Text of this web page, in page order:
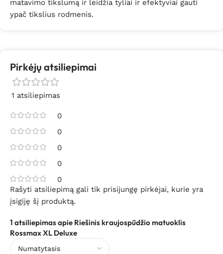
matavimo tikslumą ir leidžia tyliai ir efektyviai gauti
ypač tikslius rodmenis.
Pirkėjų atsiliepimai
1 atsiliepimas
0
0
0
0
0
1 atsiliepimas apie Riešinis kraujospūdžio matuoklis
Rossmax XL Deluxe
Rašyti atsiliepimą gali tik prisijungę pirkėjai, kurie yra
įsigiję šį produktą.